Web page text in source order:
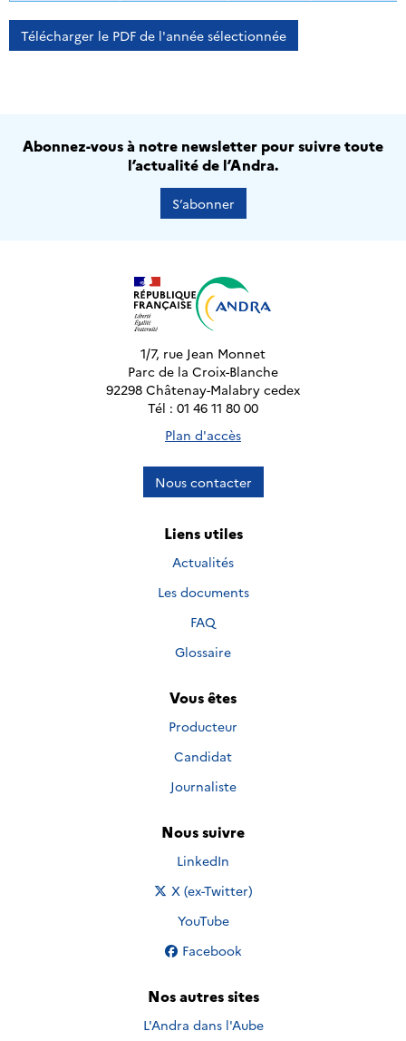
Télécharger le PDF de l'année sélectionnée
Abonnez-vous à notre newsletter pour suivre toute
l’actualité de l’Andra.
S’abonner
1/7, rue Jean Monnet
Parc de la Croix-Blanche
92298 Châtenay-Malabry cedex
Tél : 01 46 11 80 00
Plan d'accès
Nous contacter
Liens utiles
Actualités
Les documents
FAQ
Glossaire
Vous êtes
Producteur
Candidat
Journaliste
Nous suivre
Nous suivre sur
LinkedIn
Nous suivre sur
X (ex-Twitter)
Nous suivre sur
YouTube
Nous suivre sur
Facebook
Nos autres sites
L'Andra dans l'Aube